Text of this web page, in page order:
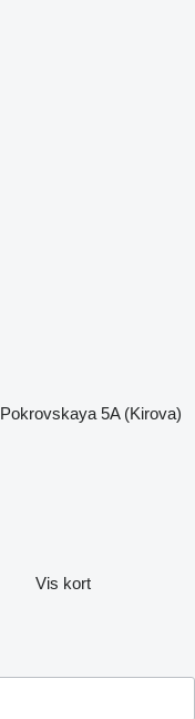
5A (Kirova)
Vis kort